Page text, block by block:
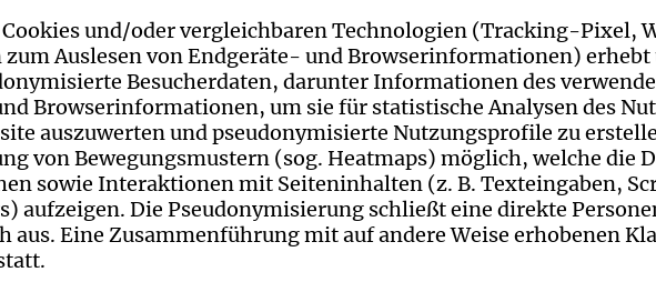
und/oder vergleichbaren Technologien (Tracking-Pixel,
Auslesen von Endgeräte- und Browserinformationen) erhebt
Besucherdaten, darunter Informationen des
Browserinformationen, um sie für statistische Analysen des
auszuwerten und pseudonymisierte Nutzungsprofile zu
von Bewegungsmustern (sog. Heatmaps) möglich, welche die
sowie Interaktionen mit Seiteninhalten (z. B. Texteingaben,
aufzeigen. Die Pseudonymisierung schließt eine direkte
aus. Eine Zusammenführung mit auf andere Weise erhobenen